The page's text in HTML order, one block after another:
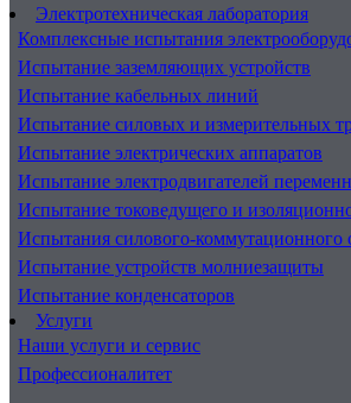
Электротехническая лаборатория
Комплексные испытания
Испытание заземляющих устройств
Испытание кабельных линий
Испытание силовых и измерительных
Испытание электрических аппаратов
Испытание электродвигателей
Испытание токоведущего и
Испытания силового-коммутационного
Испытание устройств молниезащиты
Испытание конденсаторов
Услуги
Наши услуги и сервис
Профессионалитет